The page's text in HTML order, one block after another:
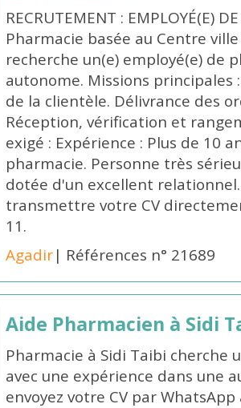
RECRUTEMENT : EMPLOYÉ(E)
Pharmacie basée au Centre ville
recherche un(e) employé(e) de
autonome. Missions principales
de la clientèle. Délivrance des
Réception, vérification et
exigé : Expérience : Plus de 10
pharmacie. Personne très
dotée d'un excellent
transmettre votre CV
11.
Agadir| Références n° 21689
Aide Pharmacien à Sidi
Pharmacie à Sidi Taibi cherche
avec une expérience dans une
envoyez votre CV par